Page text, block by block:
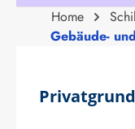
Home
Gebäude-